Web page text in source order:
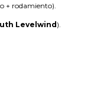
+ rodamiento).
Levelwind).